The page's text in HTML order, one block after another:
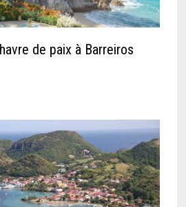
de paix à Barreiros